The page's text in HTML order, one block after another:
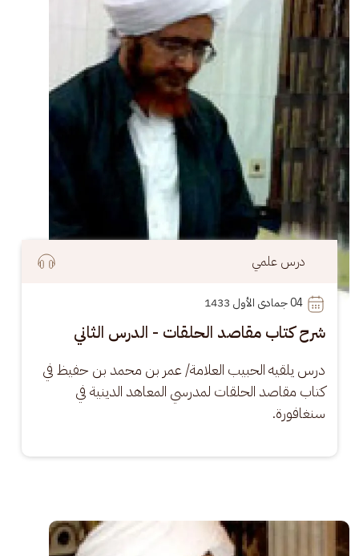
درس علمي
04
شرح كتاب مقاصد الحلقات - الدرس الثاني
درس يلقيه الحبيب العلامة/ عمر بن محمد بن حفيظ في
كتاب مقاصد الحلقات لمدرسي المعاهد الدينية في
سنغافورة.
الصورة